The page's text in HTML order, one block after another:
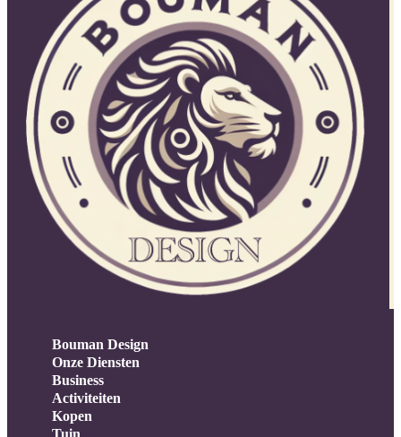
Bouman Design
Onze Diensten
Business
Activiteiten
Kopen
Tuin